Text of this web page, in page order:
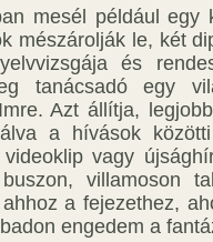
mesél például egy
mészárolják le, két
és
tanácsadó egy
Azt állítja,
a hívások
vagy
villamoson
a fejezethez,
engedem a